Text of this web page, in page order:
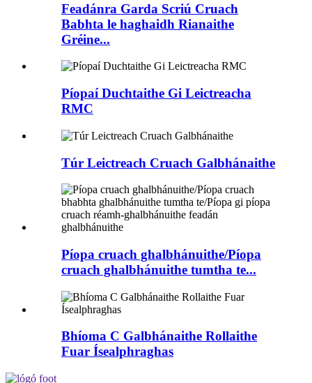
Feadánra Garda Scriú Cruach
Babhta le haghaidh Rianaithe
Gréine...
Píopaí Duchtaithe Gi Leictreacha
RMC
Túr Leictreach Cruach Galbhánaithe
Píopa cruach ghalbhánuithe/Píopa
cruach ghalbhánuithe tumtha te...
Bhíoma C Galbhánaithe Rollaithe
Fuar Ísealphraghas